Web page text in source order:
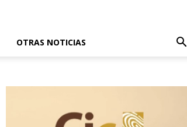
OTRAS NOTICIAS